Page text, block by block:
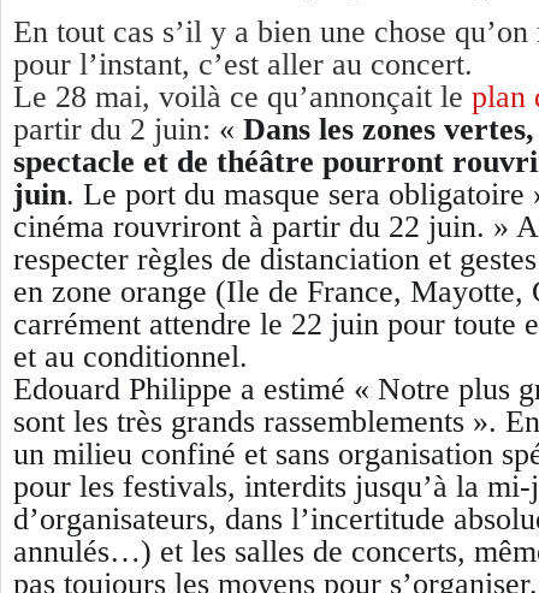
En tout cas s’il y a bien une chose
pour l’instant, c’est aller au concert.
Le 28 mai, voilà ce qu’annonçait le plan
partir du 2 juin: « Dans les zones
spectacle et de théâtre pourront
juin. Le port du masque sera obligatoire
cinéma rouvriront à partir du 22 juin. »
respecter règles de distanciation et
en zone orange (Ile de France,
carrément attendre le 22 juin pour toute
et au conditionnel.
Edouard Philippe a estimé « Notre plus
sont les très grands rassemblements ».
un milieu confiné et sans organisation
pour les festivals, interdits jusqu’à la
d’organisateurs, dans l’incertitude
annulés…) et les salles de concerts,
pas toujours les moyens pour